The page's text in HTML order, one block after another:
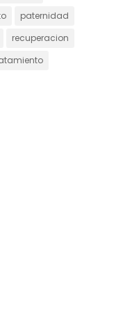
paternidad
recuperacion